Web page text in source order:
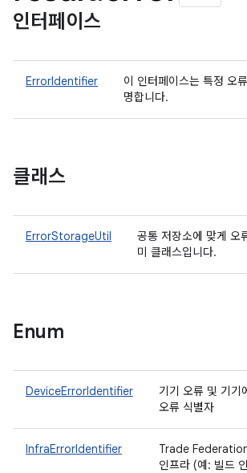
인터페이스
ErrorIdentifier
이 인터페이스는 특정 오
명합니다.
클래스
ErrorStorageUtil
공통 저장소에 맞게 오
미 클래스입니다.
Enum
DeviceErrorIdentifier
기기 오류 및 기기
오류 식별자
InfraErrorIdentifier
Trade
인프라 (예: 빌드